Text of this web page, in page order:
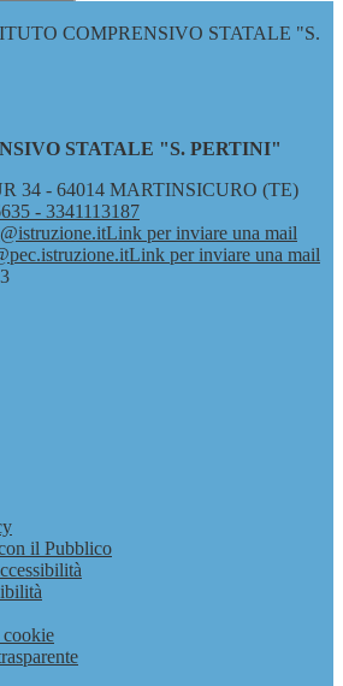
COMPRENSIVO STATALE "S.
STATALE "S. PERTINI"
34 - 64014 MARTINSICURO (TE)
- 3341113187
Link per inviare una mail
Link per inviare una mail
il Pubblico
cookie